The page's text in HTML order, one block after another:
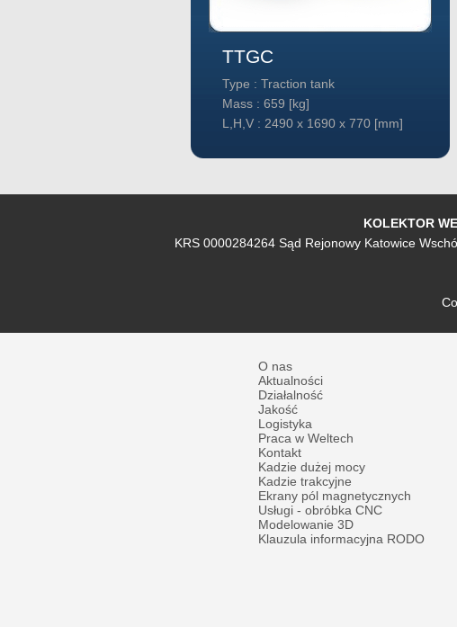
TTGC
Type : Traction tank
Mass : 659 [kg]
L,H,V : 2490 x 1690 x 770 [mm]
KOLEKTOR
KRS 0000284264 Sąd Rejonowy Katowice
O nas
Aktualności
Działalność
Jakość
Logistyka
Praca w Weltech
Kontakt
Kadzie dużej mocy
Kadzie trakcyjne
Ekrany pól magnetycznych
Usługi - obróbka CNC
Modelowanie 3D
Klauzula informacyjna RODO